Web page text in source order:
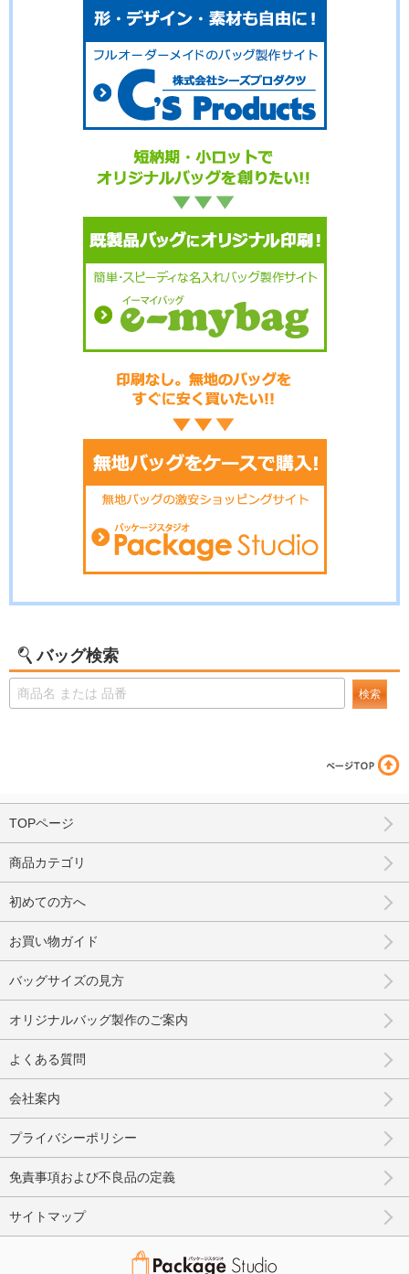
バッグ検索
検索
TOPページ
商品カテゴリ
初めての方へ
お買い物ガイド
バッグサイズの見方
オリジナルバッグ製作のご案内
よくある質問
会社案内
プライバシーポリシー
免責事項および不良品の定義
サイトマップ